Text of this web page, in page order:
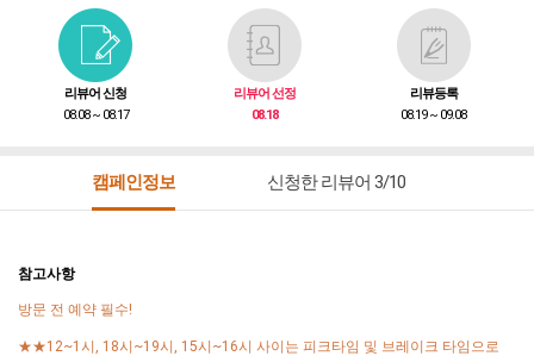
리뷰어 신청
08.08 ~ 08.17
리뷰어 선정
08.18
리뷰등록
08.19 ~ 09.08
캠페인정보 신청한 리뷰어 3/10
참고사항
방문 전 예약 필수!
★★12~1시, 18시~19시, 15시~16시 사이는 피크타임 및 브레이크 타임으로